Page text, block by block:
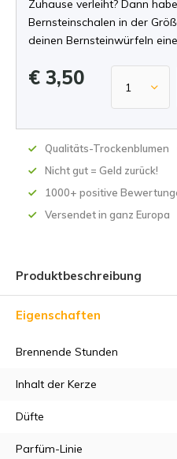
Zuhause verleiht? Dann
Bernsteinschalen in der
deinen Bernsteinwürfeln
€ 3,50
Qualitäts-Trockenblumen
Nicht gut = Geld zurück!
1000+ positive
Versendet in ganz Europa
Produktbeschreibung
Eigenschaften
Brennende Stunden
Inhalt der Kerze
Düfte
Parfüm-Linie